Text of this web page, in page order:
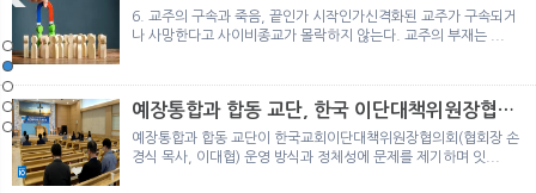
노르웨이 재판이 남긴 흔적
정통의 가면을 쓴 박옥수 구원파 협력기관
일본 통일교, 해산명령 이후 본격적인 청산 절차 돌입
여호와의 증인 2세와 학교생활
「현대종교」, 주님의교회 민사소송에 승소
노르웨이 재판이 남긴 흔적
정통의 가면을 쓴 박옥수 구원파 협력기관
6. 교주의 구속과 죽음, 끝인가 시작인가신격화된 교주가 구속되거
나 사망한다고 사이비종교가 몰락하지 않는다. 교주의 부재는 ...
예장통합과 합동 교단, 한국 이단대책위원장협의
회 탈퇴
예장통합과 합동 교단이 한국교회이단대책위원장협의회(협회장 손
경식 목사, 이대협) 운영 방식과 정체성에 문제를 제기하며 잇...